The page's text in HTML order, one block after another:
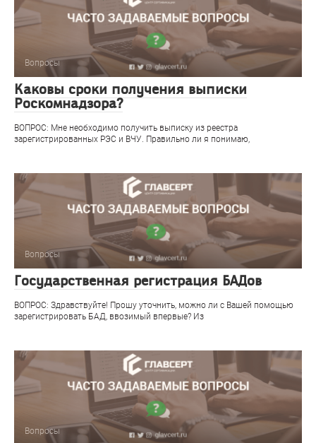
Вопросы
Каковы сроки получения выписки
Роскомнадзора?
ВОПРОС: Мне необходимо получить выписку из реестра
зарегистрированных РЭС и ВЧУ. Правильно ли я понимаю,
Вопросы
Государственная регистрация БАДов
ВОПРОС: Здравствуйте! Прошу уточнить, можно ли с Вашей помощью
зарегистрировать БАД, ввозимый впервые? Из
Вопросы